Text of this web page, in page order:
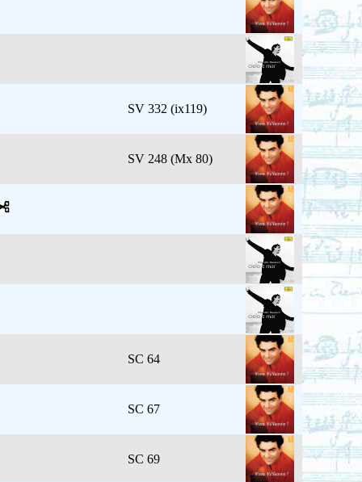
SV 332 (ix119)
SV 248 (Mx 80)
SC 64
SC 67
SC 69